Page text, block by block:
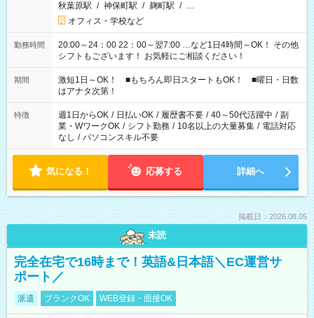
秋葉原駅 / 神保町駅 / 麹町駅 / …
オフィス・学校など
勤務時間
20:00～24：00 22：00～翌7:00 …など1日4時間～OK！ その他
シフトもございます！ お気軽にご相談ください！
期間
激短1日～OK！ ■もちろん即日スタートもOK！ ■曜日・日数
はアナタ次第！
特徴 週1日からOK / 日払いOK / 履歴書不要 / 40～50代活躍中 / 副
業・WワークOK / シフト勤務 / 10名以上の大量募集 / 電話対応
なし / パソコンスキル不要
気になる！ 応募する 詳細へ
掲載日：2026.08.05
未読
完全在宅で16時まで！英語&日本語＼EC運営サ
ポート／
派遣 ブランクOK WEB登録・面接OK